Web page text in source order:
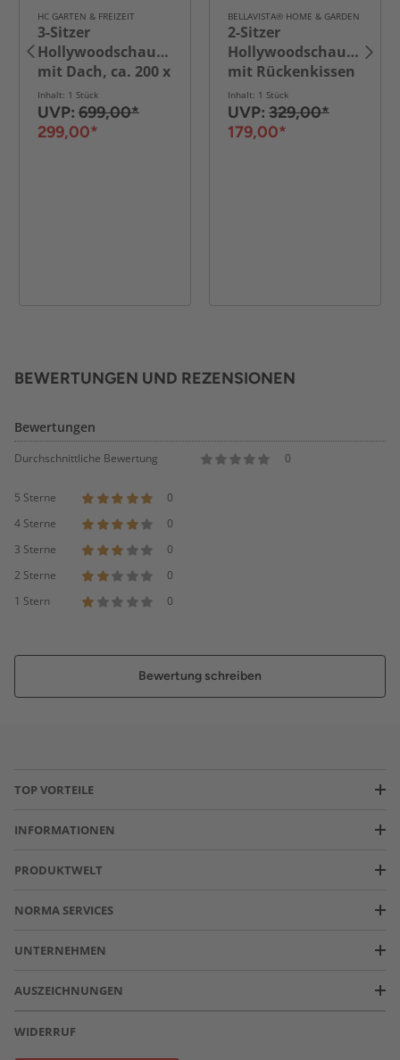
HC GARTEN & FREIZEIT
3-Sitzer
Hollywoodschaukel
mit Dach, ca. 200 x
125 x 178 cm -
Grau
Inhalt: 1 Stück
UVP: 699,00*
299,00*
BELLAVISTA® HOME & GARDEN
2-Sitzer
Hollywoodschaukel
mit Rückenkissen
und
Getränkehalter,
ca. 183 x 136 x 171
Inhalt: 1 Stück
UVP: 329,00*
179,00*
BEWERTUNGEN UND REZENSIONEN
Bewertungen
Durchschnittliche Bewertung 0
5 Sterne
0
4 Sterne
0
3 Sterne
0
2 Sterne
0
1 Stern
0
Bewertung schreiben
TOP VORTEILE
INFORMATIONEN
PRODUKTWELT
NORMA SERVICES
UNTERNEHMEN
AUSZEICHNUNGEN
WIDERRUF